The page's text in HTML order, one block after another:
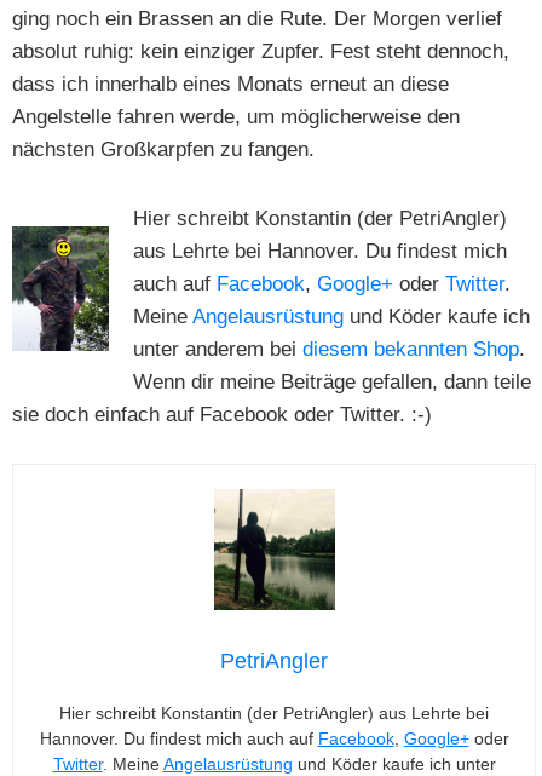
ging noch ein Brassen an die Rute. Der Morgen verlief
absolut ruhig: kein einziger Zupfer. Fest steht dennoch,
dass ich innerhalb eines Monats erneut an diese
Angelstelle fahren werde, um möglicherweise den
nächsten Großkarpfen zu fangen.
Hier schreibt Konstantin (der PetriAngler)
aus Lehrte bei Hannover. Du findest mich
auch auf Facebook, Google+ oder Twitter.
Meine Angelausrüstung und Köder kaufe ich
unter anderem bei diesem bekannten Shop.
Wenn dir meine Beiträge gefallen, dann teile
sie doch einfach auf Facebook oder Twitter. :-)
PetriAngler
Hier schreibt Konstantin (der PetriAngler) aus Lehrte bei
Hannover. Du findest mich auch auf Facebook, Google+oder
Twitter. MeineAngelausrüstung und Köder kaufe ich unter